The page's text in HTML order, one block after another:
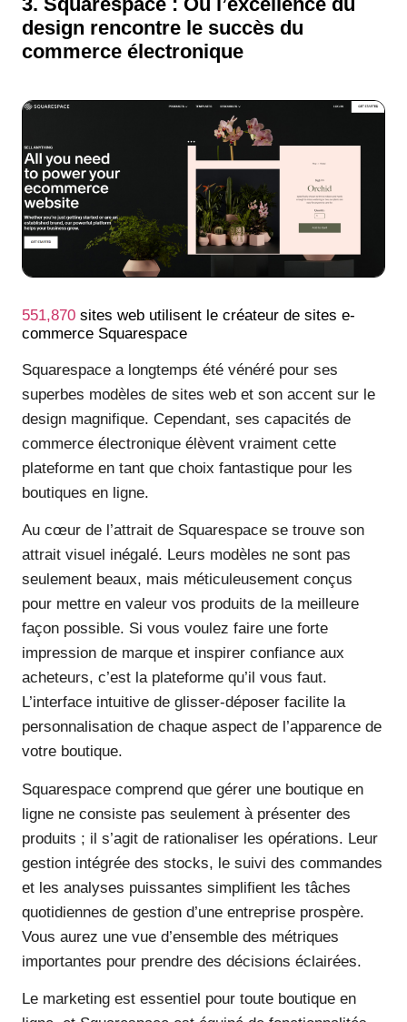
design rencontre le succès du
commerce électronique
551,870 sites web utilisent le créateur de sites e-
commerce Squarespace
Squarespace a longtemps été vénéré pour ses
superbes modèles de sites web et son accent sur le
design magnifique. Cependant, ses capacités de
commerce électronique élèvent vraiment cette
plateforme en tant que choix fantastique pour les
boutiques en ligne.
Au cœur de l’attrait de Squarespace se trouve son
attrait visuel inégalé. Leurs modèles ne sont pas
seulement beaux, mais méticuleusement conçus
pour mettre en valeur vos produits de la meilleure
façon possible. Si vous voulez faire une forte
impression de marque et inspirer confiance aux
acheteurs, c’est la plateforme qu’il vous faut.
L’interface intuitive de glisser-déposer facilite la
personnalisation de chaque aspect de l’apparence de
votre boutique.
Squarespace comprend que gérer une boutique en
ligne ne consiste pas seulement à présenter des
produits ; il s’agit de rationaliser les opérations. Leur
gestion intégrée des stocks, le suivi des commandes
et les analyses puissantes simplifient les tâches
quotidiennes de gestion d’une entreprise prospère.
Vous aurez une vue d’ensemble des métriques
importantes pour prendre des décisions éclairées.
Le marketing est essentiel pour toute boutique en